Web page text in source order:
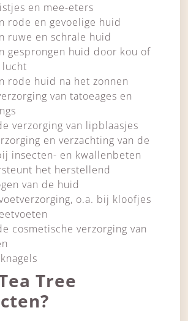
en mee-eters
rode en gevoelige huid
ruwe en schrale huid
gesprongen huid door kou of
lucht
rode huid na het zonnen
van tatoeages en
verzorging van lipblaasjes
en verzachting van de
insecten- en kwallenbeten
het herstellend
van de huid
o.a. bij kloofjes
cosmetische verzorging van
Tree